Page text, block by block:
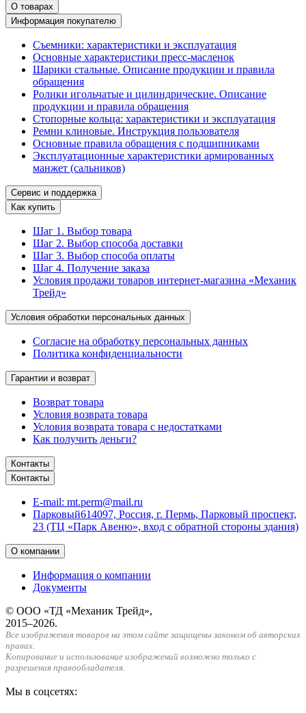
О товарах
Информация покупателю
Съемники: характеристики и эксплуатация
Основные характеристики пресс‑масленок
Шарики стальные. Описание продукции и правила
обращения
Ролики игольчатые и цилиндрические. Описание
продукции и правила обращения
Стопорные кольца: характеристики и эксплуатация
Ремни клиновые. Инструкция пользователя
Основные правила обращения с подшипниками
Эксплуатационные характеристики армированных
манжет (сальников)
Сервис и поддержка
Как купить
Шаг 1. Выбор товара
Шаг 2. Выбор способа доставки
Шаг 3. Выбор способа оплаты
Шаг 4. Получение заказа
Условия продажи товаров интернет-магазина «Механик
Трейд»
Условия обработки персональных данных
Согласие на обработку персональных данных
Политика конфиденциальности
Гарантии и возврат
Возврат товара
Условия возврата товара
Условия возврата товара с недостатками
Как получить деньги?
Контакты
Контакты
E-mail: mt.perm@mail.ru
Парковый614097, Россия, г. Пермь, Парковый проспект,
23 (ТЦ «Парк Авеню», вход с обратной стороны здания)
О компании
Информация о компании
Документы
© ООО «ТД «Механик Трейд»,
2015–2026.
Все изображения товаров на этом сайте защищены законом об авторских
правах.
Копирование и использование изображений возможно только с
разрешения правообладателя.
Мы в соцсетях: